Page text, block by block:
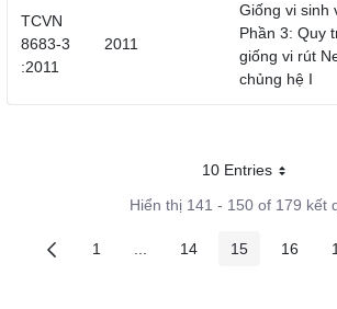
TCVN
8683-3
:2011
2011
Giống vi sinh
Phần 3: Quy
giống vi rút
chủng hệ I
10 EntriesMỗi trang
Hiển thị 141 - 150 of 179 kết
Các trang trên cổng
1 Các trang trung gian
Các trang trên cổng
14 Các trang trên
15 Các
16